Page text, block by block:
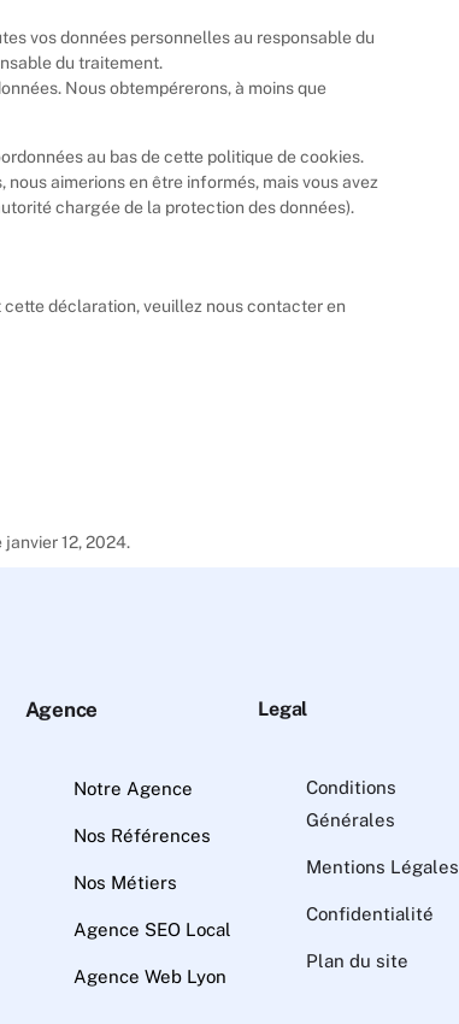
vos données personnelles au responsable du
du traitement.
Nous obtempérerons, à moins que
au bas de cette politique de cookies.
aimerions en être informés, mais vous avez
chargée de la protection des données).
déclaration, veuillez nous contacter en
janvier 12, 2024.
Agence
Notre Agence
Nos Références
Nos Métiers
Agence SEO Local
Agence Web Lyon
Legal
Conditions
Générales
Mentions Légales
Confidentialité
Plan du site